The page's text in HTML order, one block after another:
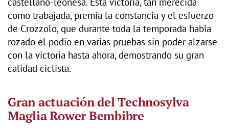
como trabajada, premia la constancia y el esfuerzo
de Crozzolo, que durante toda la temporada había
rozado el podio en varias pruebas sin poder alzarse
con la victoria hasta ahora, demostrando su gran
calidad ciclista.
Gran actuación del Technosylva
Maglia Rower Bembibre